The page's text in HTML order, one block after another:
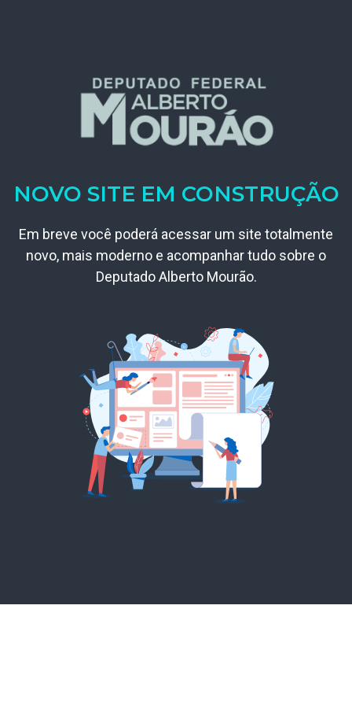
NOVO SITE EM CONSTRUÇÃO
Em breve você poderá acessar um site totalmente
novo, mais moderno e acompanhar tudo sobre o
Deputado Alberto Mourão.